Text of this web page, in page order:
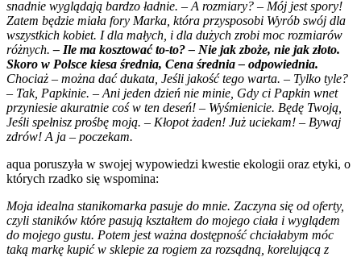
snadnie wyglądają bardzo ładnie. – A rozmiary? – Mój jest spory!
Zatem będzie miała fory Marka, która przysposobi Wyrób swój dla
wszystkich kobiet. I dla małych, i dla dużych zrobi moc rozmiarów
różnych.– Ile ma kosztować to-to? – Nie jak zboże, nie jak złoto.
Skoro w Polsce kiesa średnia, Cena średnia – odpowiednia.
Chociaż – można dać dukata, Jeśli jakość tego warta. – Tylko tyle?
– Tak, Papkinie. – Ani jeden dzień nie minie, Gdy ci Papkin wnet
przyniesie akuratnie coś w ten deseń! – Wyśmienicie. Będę Twoją,
Jeśli spełnisz prośbę moją. – Kłopot żaden! Już uciekam! – Bywaj
zdrów! A ja – poczekam.
aqua poruszyła w swojej wypowiedzi kwestie ekologii oraz etyki, o
których rzadko się wspomina:
Moja idealna stanikomarka pasuje do mnie. Zaczyna się od oferty,
czyli staników które pasują kształtem do mojego ciała i wyglądem
do mojego gustu. Potem jest ważna dostępność chciałabym móc
taką markę kupić w sklepie za rogiem za rozsądną, korelującą z